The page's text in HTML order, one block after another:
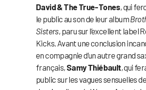
David & The True-Tones, qui
le public au son de leur album
Sisters, paru sur l’excellent label
Kicks. Avant une conclusion
en compagnie d’un autre grand
français, Samy Thiébault, qui
public sur les vagues sensuelles